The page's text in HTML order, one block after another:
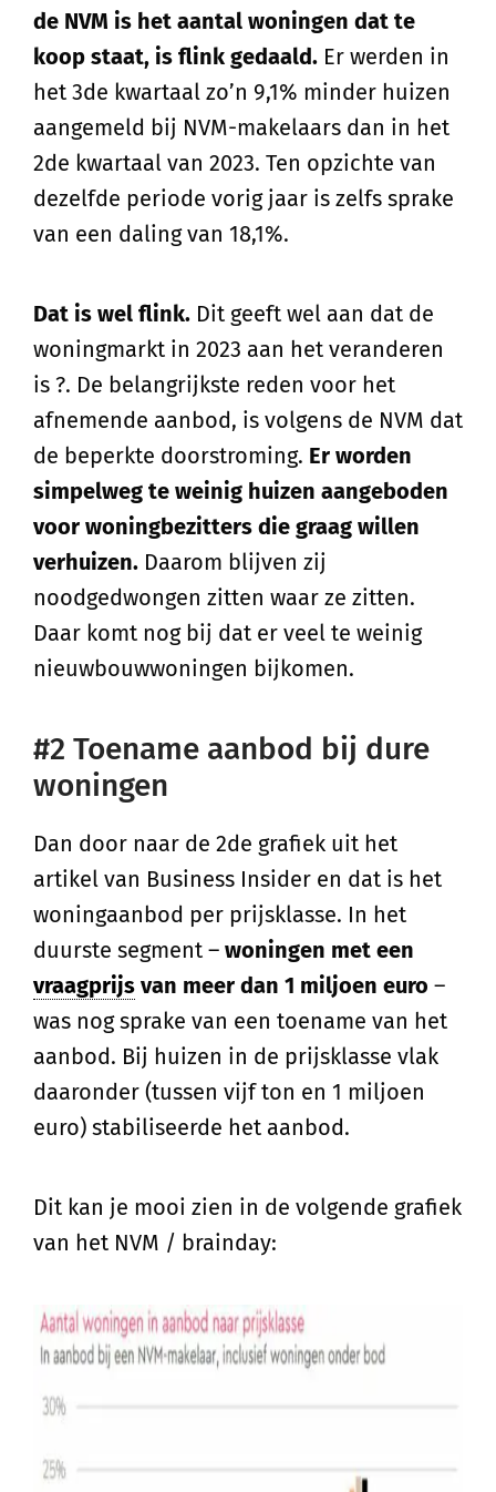
de NVM is het aantal woningen dat te
koop staat, is flink gedaald. Er werden in
het 3de kwartaal zo’n 9,1% minder huizen
aangemeld bij NVM-makelaars dan in het
2de kwartaal van 2023. Ten opzichte van
dezelfde periode vorig jaar is zelfs sprake
van een daling van 18,1%.
Dat is wel flink. Dit geeft wel aan dat de
woningmarkt in 2023 aan het veranderen
is ?. De belangrijkste reden voor het
afnemende aanbod, is volgens de NVM dat
de beperkte doorstroming. Er worden
simpelweg te weinig huizen aangeboden
voor woningbezitters die graag willen
verhuizen. Daarom blijven zij
noodgedwongen zitten waar ze zitten.
Daar komt nog bij dat er veel te weinig
nieuwbouwwoningen bijkomen.
#2 Toename aanbod bij dure
woningen
Dan door naar de 2de grafiek uit het
artikel van Business Insider en dat is het
woningaanbod per prijsklasse. In het
duurste segment – woningen met een
vraagprijs van meer dan 1 miljoen euro –
was nog sprake van een toename van het
aanbod. Bij huizen in de prijsklasse vlak
daaronder (tussen vijf ton en 1 miljoen
euro) stabiliseerde het aanbod.
Dit kan je mooi zien in de volgende grafiek
van het NVM / brainday: